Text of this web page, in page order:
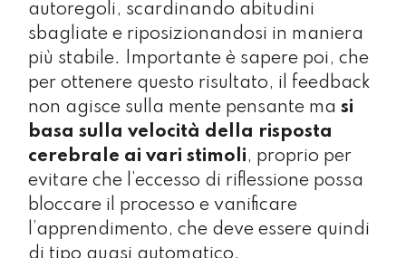
autoregoli, scardinando abitudini
sbagliate e riposizionandosi in maniera
più stabile. Importante è sapere poi, che
per ottenere questo risultato, il feedback
non agisce sulla mente pensante masi
basa sulla velocità della risposta
cerebrale ai vari stimoli, proprio per
evitare che l’eccesso di riflessione possa
bloccare il processo e vanificare
l’apprendimento, che deve essere quindi